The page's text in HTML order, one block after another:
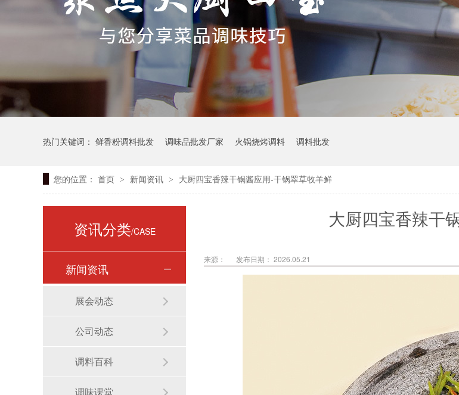
热门关键词： 鲜香粉调料批发 调味品批发厂家 火锅烧烤调料 调料批发
您的位置： 首页 > 新闻资讯 > 大厨四宝香辣干锅酱应用-干锅翠草牧羊鲜
大厨四宝香辣干
来源： 发布日期： 2026.05.21
资讯分类/CASE
新闻资讯
展会动态
公司动态
调料百科
调味课堂